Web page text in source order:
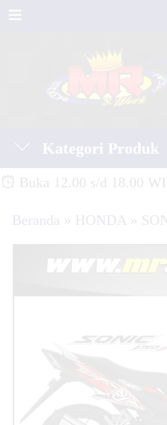
Kategori Produk
Buka 12.00 s/d 18.00
Beranda » HONDA »